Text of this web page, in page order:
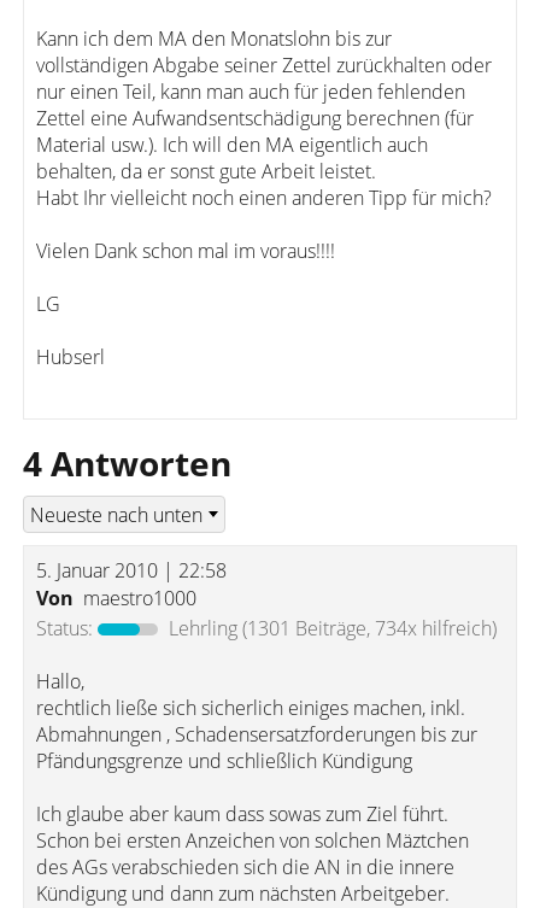
Kann ich dem MA den Monatslohn bis zur
vollständigen Abgabe seiner Zettel zurückhalten oder
nur einen Teil, kann man auch für jeden fehlenden
Zettel eine Aufwandsentschädigung berechnen (für
Material usw.). Ich will den MA eigentlich auch
behalten, da er sonst gute Arbeit leistet.
Habt Ihr vielleicht noch einen anderen Tipp für mich?
Vielen Dank schon mal im voraus!!!!
LG
Hubserl
4 Antworten
5. Januar 2010 | 22:58
Von maestro1000
Status:
Lehrling(1301 Beiträge, 734x hilfreich)
Hallo,
rechtlich ließe sich sicherlich einiges machen, inkl.
Abmahnungen , Schadensersatzforderungen bis zur
Pfändungsgrenze und schließlich Kündigung
Ich glaube aber kaum dass sowas zum Ziel führt.
Schon bei ersten Anzeichen von solchen Mäztchen
des AGs verabschieden sich die AN in die innere
Kündigung und dann zum nächsten Arbeitgeber.